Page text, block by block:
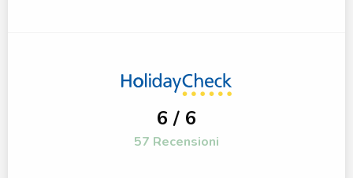
6 / 6
57 Recensioni